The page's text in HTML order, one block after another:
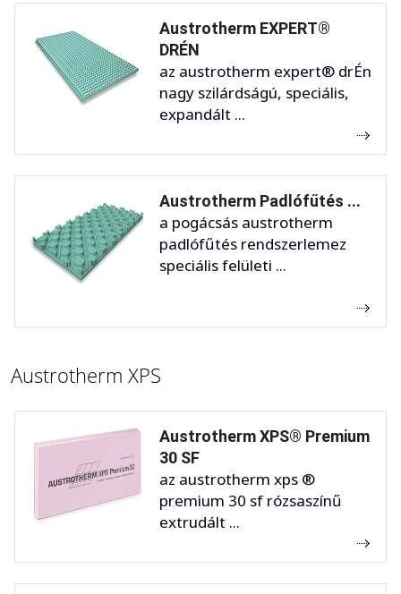
Austrotherm EXPERT®
DRÉN
az austrotherm expert® drÉn
nagy szilárdságú, speciális,
expandált ...
Austrotherm Padlófűtés ...
a pogácsás austrotherm
padlófűtés rendszerlemez
speciális felületi ...
Austrotherm XPS
Austrotherm XPS® Premium
30 SF
az austrotherm xps ®
premium 30 sf rózsaszínű
extrudált ...